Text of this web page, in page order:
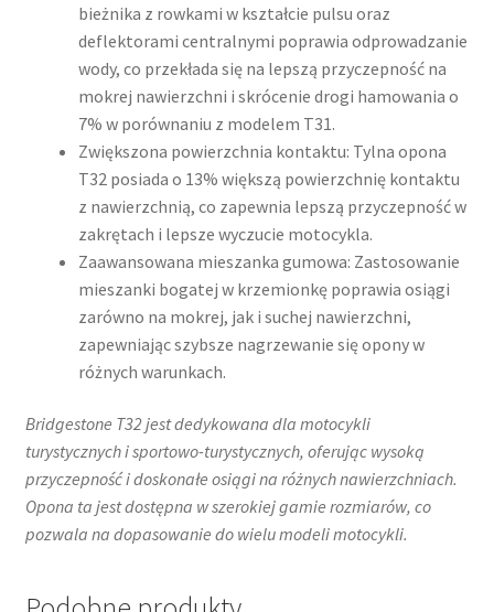
bieżnika z rowkami w kształcie pulsu oraz
deflektorami centralnymi poprawia odprowadzanie
wody, co przekłada się na lepszą przyczepność na
mokrej nawierzchni i skrócenie drogi hamowania o
7% w porównaniu z modelem T31.
Zwiększona powierzchnia kontaktu: Tylna opona
T32 posiada o 13% większą powierzchnię kontaktu
z nawierzchnią, co zapewnia lepszą przyczepność w
zakrętach i lepsze wyczucie motocykla.
Zaawansowana mieszanka gumowa: Zastosowanie
mieszanki bogatej w krzemionkę poprawia osiągi
zarówno na mokrej, jak i suchej nawierzchni,
zapewniając szybsze nagrzewanie się opony w
różnych warunkach.
Bridgestone T32 jest dedykowana dla motocykli
turystycznych i sportowo-turystycznych, oferując wysoką
przyczepność i doskonałe osiągi na różnych nawierzchniach.
Opona ta jest dostępna w szerokiej gamie rozmiarów, co
pozwala na dopasowanie do wielu modeli motocykli.